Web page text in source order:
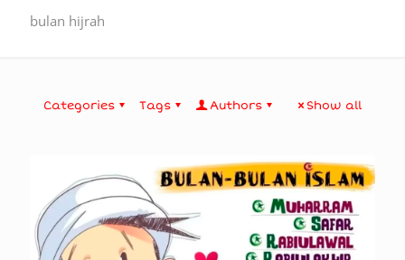
bulan hijrah
Categories Tags Authors Show all